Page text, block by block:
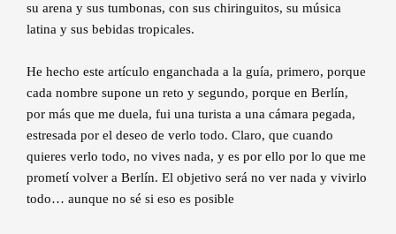
su arena y sus tumbonas, con sus chiringuitos, su música
latina y sus bebidas tropicales.
He hecho este artículo enganchada a la guía, primero, porque
cada nombre supone un reto y segundo, porque en Berlín,
por más que me duela, fui una turista a una cámara pegada,
estresada por el deseo de verlo todo. Claro, que cuando
quieres verlo todo, no vives nada, y es por ello por lo que me
prometí volver a Berlín. El objetivo será no ver nada y vivirlo
todo… aunque no sé si eso es posible